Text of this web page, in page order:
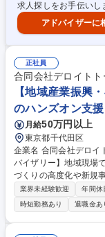
求人探しをお手伝いし
アドバイザーに
正社員
合同会社デロイトト
【地域産業振興
のハンズオン支
月給50万円以上
東京都千代田区
企業名 合同会社デロイトトーマツ 求人名 【地域
バイザリー】地域現場でのハンズオン
づくりの高度化や新規
をお任せします。 【
援(福島復興支援プロジェクト等) ■広域連携の企画
づくり会社の立ち上げ/
民連携事業の企画・構
業界未経験歓迎 年間休
時短勤務あり
退職金あ